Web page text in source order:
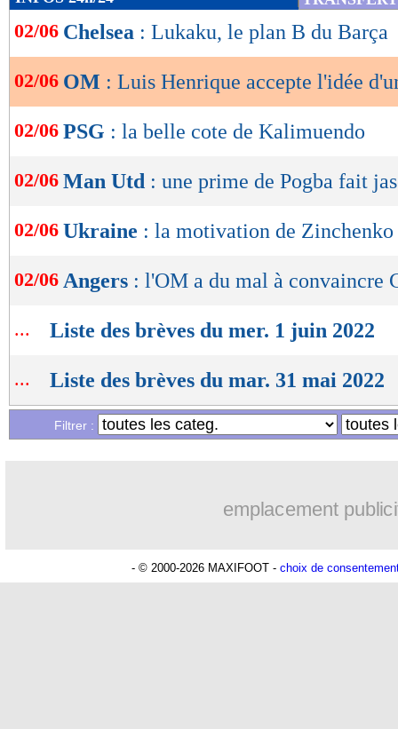
de
lecture
OK
02/06 Chelsea : Lukaku, le plan B du Barça
02/06 OM : Luis Henrique accepte l'idée
02/06 PSG : la belle cote de Kalimuendo
02/06 Man Utd : une prime de Pogba fait
02/06 Ukraine : la motivation de Zinchenko
02/06 Angers : l'OM a du mal à convaincre
... Liste des brèves du mer. 1 juin 2022
... Liste des brèves du mar. 31 mai 2022
Filtrer :
emplacement
- © 2000-2026 MAXIFOOT - choix de